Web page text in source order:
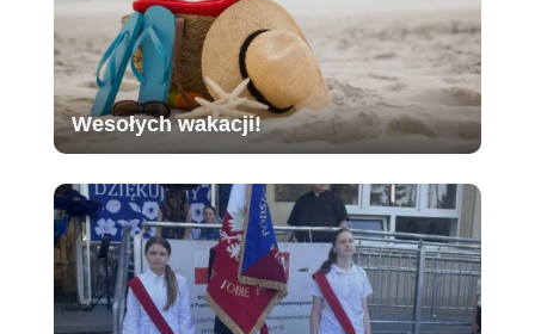
Wesołych wakacji!